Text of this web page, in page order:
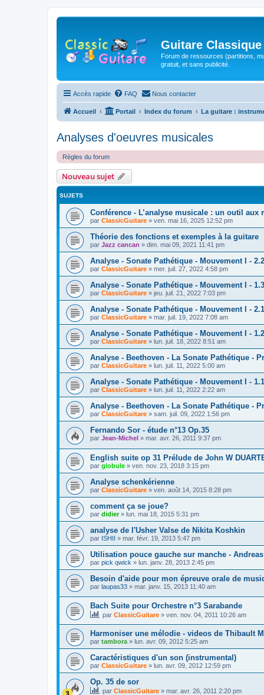
Guitare Classique
Forum de ressources (partitions,
gratuit, et sans publicité.
Accès rapide FAQ Nous contacter
Accueil Portail Index du forum La guitare :
Analyses d'oeuvres musicales
Règles du forum
Nouveau sujet
SUJETS
Conférence - L’analyse musicale : un outil aux
par ClassicGuitare » ven. mai 16, 2025 12:52 pm
Théorie des fonctions et exemples à la guitare
par Jazz cancan » dim. mai 09, 2021 11:41 pm
Analyse - Sonate Pathétique - Mouvement I - 2.2
par ClassicGuitare » mer. juil. 27, 2022 4:58 pm
Analyse - Sonate Pathétique - Mouvement I - 1.3
par ClassicGuitare » jeu. juil. 21, 2022 7:03 pm
Analyse - Sonate Pathétique - Mouvement I - 2.1
par ClassicGuitare » mar. juil. 19, 2022 7:08 am
Analyse - Sonate Pathétique - Mouvement I - 1.2
par ClassicGuitare » lun. juil. 18, 2022 8:51 am
Analyse - Beethoven - La Sonate Pathétique -
par ClassicGuitare » lun. juil. 11, 2022 5:00 am
Analyse - Sonate Pathétique - Mouvement I - 1.1
par ClassicGuitare » lun. juil. 11, 2022 2:22 am
Analyse - Beethoven - La Sonate Pathétique -
par ClassicGuitare » sam. juil. 09, 2022 1:56 pm
Fernando Sor - étude n°13 Op.35
par Jean-Michel » mar. avr. 26, 2011 9:37 pm
English suite op 31 Prélude de John W
par globule » ven. nov. 23, 2018 3:15 pm
Analyse schenkérienne
par ClassicGuitare » ven. août 14, 2015 8:28 pm
comment ça se joue?
par didier» lun. mai 18, 2015 5:31 pm
analyse de l'Usher Valse de Nikita Koshkin
par ISHII » mar. févr. 19, 2013 5:47 pm
Utilisation pouce gauche sur manche -
par pick qwick » lun. janv. 28, 2013 2:45 pm
Besoin d'aide pour mon épreuve orale de
par laupas33 » mar. janv. 15, 2013 11:40 am
Bach Suite pour Orchestre n°3 Sarabande
par ClassicGuitare » ven. nov. 04, 2011 10:26 am
Harmoniser une mélodie - videos de Thibault
par tambora » lun. avr. 09, 2012 5:25 am
Caractéristiques d'un son (instrumental)
par ClassicGuitare » lun. avr. 09, 2012 12:59 pm
Op. 35 de sor
par ClassicGuitare » mar. avr. 26, 2011 2:20 pm